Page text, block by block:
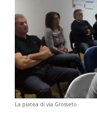
La platea di via Grosseto